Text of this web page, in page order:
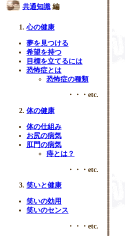
共通知識編
心の健康
夢を見つける
希望を持つ
目標を立てるには
恐怖症とは
恐怖症の種類
・・・etc.
体の健康
体の仕組み
お尻の病気
肛門の病気
痔とは？
・・・etc.
笑いと健康
笑いの効用
笑いのセンス
・・・etc.